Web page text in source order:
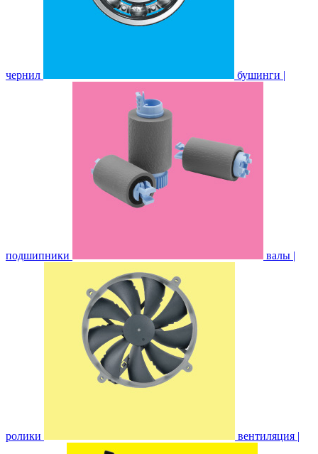
чернил бушинги |
подшипники валы |
ролики вентиляция |